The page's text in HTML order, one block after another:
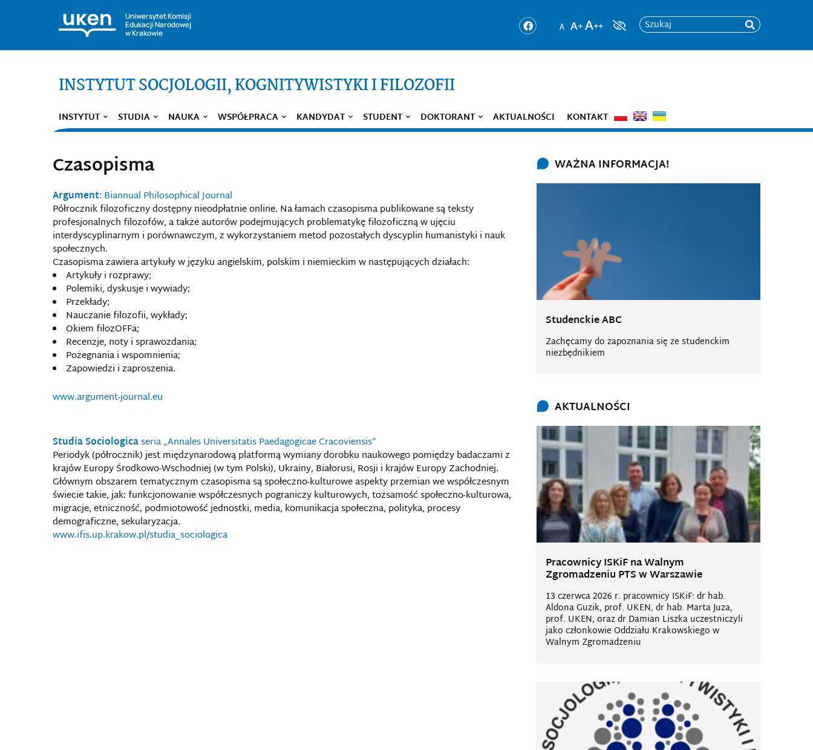
Uniwersytet Komisji
Edukacji Narodowej
w Krakowie
Szukaj
INSTYTUT SOCJOLOGII, KOGNITYWISTYKI I FILOZOFII
INSTYTUT STUDIA NAUKA WSPÓŁPRACA KANDYDAT STUDENT DOKTORANT AKTUALNOŚCI KONTAKT
Czasopisma
Argument: Biannual Philosophical Journal
Półrocznik filozoficzny dostępny nieodpłatnie online. Na łamach czasopisma publikowane są teksty
profesjonalnych filozofów, a także autorów podejmujących problematykę filozoficzną w ujęciu
interdyscyplinarnym i porównawczym, z wykorzystaniem metod pozostałych dyscyplin humanistyki i nauk
społecznych.
Czasopisma zawiera artykuły w języku angielskim, polskim i niemieckim w następujących działach:
Artykuły i rozprawy;
Polemiki, dyskusje i wywiady;
Przekłady;
Nauczanie filozofii, wykłady;
Okiem filozOFFa;
Recenzje, noty i sprawozdania;
Pożegnania i wspomnienia;
Zapowiedzi i zaproszenia.
www.argument-journal.eu
Studia Sociologicaseria „Annales Universitatis Paedagogicae Cracoviensis”
Periodyk (półrocznik) jest międzynarodową platformą wymiany dorobku naukowego pomiędzy badaczami z
krajów Europy Środkowo-Wschodniej (w tym Polski), Ukrainy, Białorusi, Rosji i krajów Europy Zachodniej.
Głównym obszarem tematycznym czasopisma są społeczno-kulturowe aspekty przemian we współczesnym
świecie takie, jak: funkcjonowanie współczesnych pograniczy kulturowych, tożsamość społeczno-kulturowa,
migracje, etniczność, podmiotowość jednostki, media, komunikacja społeczna, polityka, procesy
demograficzne, sekularyzacja.
www.ifis.up.krakow.pl/studia_sociologica
WAŻNA INFORMACJA!
Studenckie ABC
Zachęcamy do zapoznania się ze studenckim
niezbędnikiem
AKTUALNOŚCI
Pracownicy ISKiF na Walnym
Zgromadzeniu PTS w Warszawie
13 czerwca 2026 r. pracownicy ISKiF: dr hab.
Aldona Guzik, prof. UKEN, dr hab. Marta Juza,
prof. UKEN, oraz dr Damian Liszka uczestniczyli
jako członkowie Oddziału Krakowskiego w
Walnym Zgromadzeniu